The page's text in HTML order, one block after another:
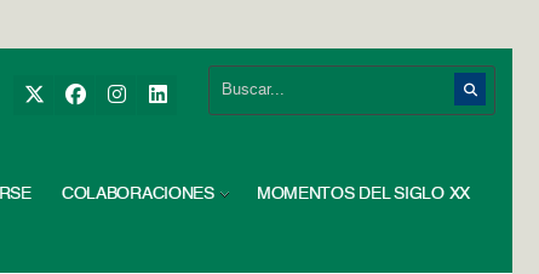
RSE COLABORACIONES MOMENTOS DEL SIGLO XX